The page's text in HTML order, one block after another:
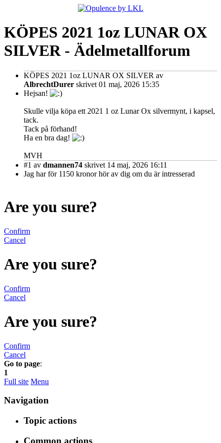
KÖPES 2021 1oz LUNAR OX
SILVER - Ädelmetallforum
KÖPES 2021 1oz LUNAR OX SILVER av
AlbrechtDurer skrivet 01 maj, 2026 15:35
Hejsan!
Skulle vilja köpa ett 2021 1 oz Lunar Ox silvermynt, i kapsel,
tack.
Tack på förhand!
Ha en bra dag!
MVH
#1 av dmannen74 skrivet 14 maj, 2026 16:11
Jag har för 1150 kronor hör av dig om du är intresserad
Are you sure?
Confirm
Cancel
Are you sure?
Confirm
Cancel
Are you sure?
Confirm
Cancel
Go to page:
1
Full site Menu
Navigation
Topic actions
Common actions